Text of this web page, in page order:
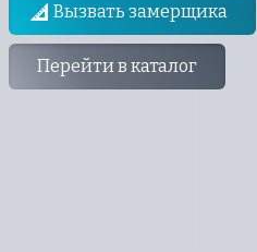
Вызвать замерщика
Перейти в каталог